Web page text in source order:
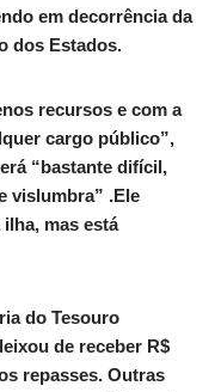
em decorrência da
dos Estados.
recursos e com a
cargo público”,
“bastante difícil,
vislumbra” .Ele
mas está
do Tesouro
de receber R$
repasses. Outras